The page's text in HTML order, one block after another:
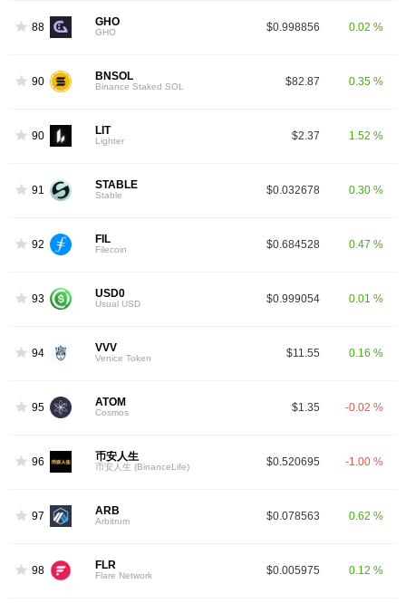
88 GHO
GHO $0.998856 0.02 %
90 BNSOL
Binance Staked SOL $82.87 0.35 %
90 LIT
Lighter $2.37 1.52 %
91 STABLE
Stable $0.032678 0.30 %
92 FIL
Filecoin $0.684528 0.47 %
93 USD0
Usual USD $0.999054 0.01 %
94 VVV
Venice Token $11.55 0.16 %
95 ATOM
Cosmos $1.35 -0.02 %
96 币安人生
币安人生 (BinanceLife) $0.520695 -1.00 %
97 ARB
Arbitrum $0.078563 0.62 %
98 FLR
Flare Network $0.005975 0.12 %